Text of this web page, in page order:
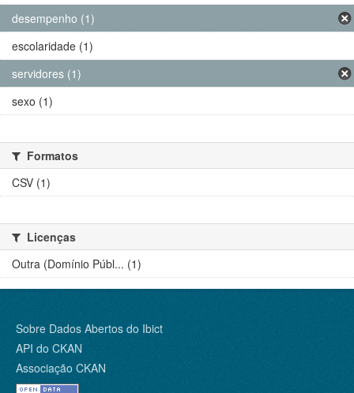
desempenho (1)
escolaridade (1)
servidores (1)
sexo (1)
Formatos
CSV (1)
Licenças
Outra (Domínio Públ... (1)
Sobre Dados Abertos do Ibict
API do CKAN
Associação CKAN